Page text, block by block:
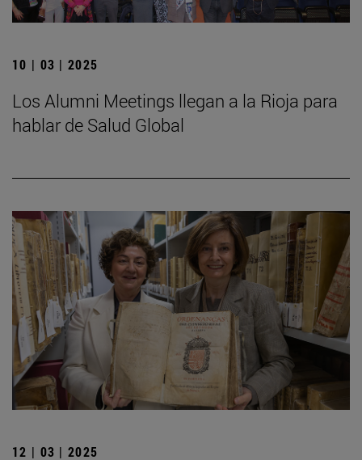
10 | 03 | 2025
Los Alumni Meetings llegan a la Rioja para
hablar de Salud Global
12 | 03 | 2025